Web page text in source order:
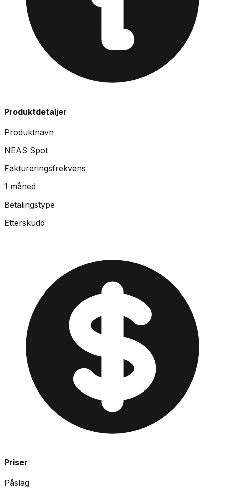
Produktdetaljer
Produktnavn
NEAS Spot
Faktureringsfrekvens
1 måned
Betalingstype
Etterskudd
Priser
Påslag